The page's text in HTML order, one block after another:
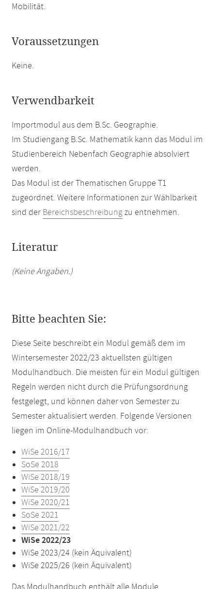
Mobilität.
Voraussetzungen
Keine.
Verwendbarkeit
Importmodul aus dem B.Sc. Geographie.
Im Studiengang B.Sc. Mathematik kann das Modul im
Studienbereich Nebenfach Geographie absolviert
werden.
Das Modul ist der Thematischen Gruppe T1
zugeordnet. Weitere Informationen zur Wählbarkeit
sind der Bereichsbeschreibungzu entnehmen.
Literatur
(Keine Angaben.)
Bitte beachten Sie:
Diese Seite beschreibt ein Modul gemäß dem im
Wintersemester 2022/23 aktuellsten gültigen
Modulhandbuch. Die meisten für ein Modul gültigen
Regeln werden nicht durch die Prüfungsordnung
festgelegt, und können daher von Semester zu
Semester aktualisiert werden. Folgende Versionen
liegen im Online-Modulhandbuch vor:
WiSe 2016/17
SoSe 2018
WiSe 2018/19
WiSe 2019/20
WiSe 2020/21
SoSe 2021
WiSe 2021/22
WiSe 2022/23
WiSe 2023/24 (kein Äquivalent)
WiSe 2025/26 (kein Äquivalent)